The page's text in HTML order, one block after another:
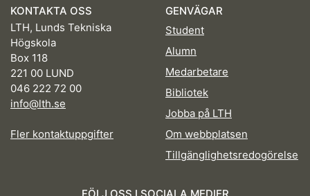
KONTAKTA OSS
LTH, Lunds Tekniska
Högskola
Box 118
221 00 LUND
046 222 72 00
info@lth.se
Fler kontaktuppgifter
GENVÄGAR
Student
Alumn
Medarbetare
Bibliotek
Jobba på LTH
Om webbplatsen
Tillgänglighetsredogörelse
FÖLJ OSS I SOCIALA MEDIER